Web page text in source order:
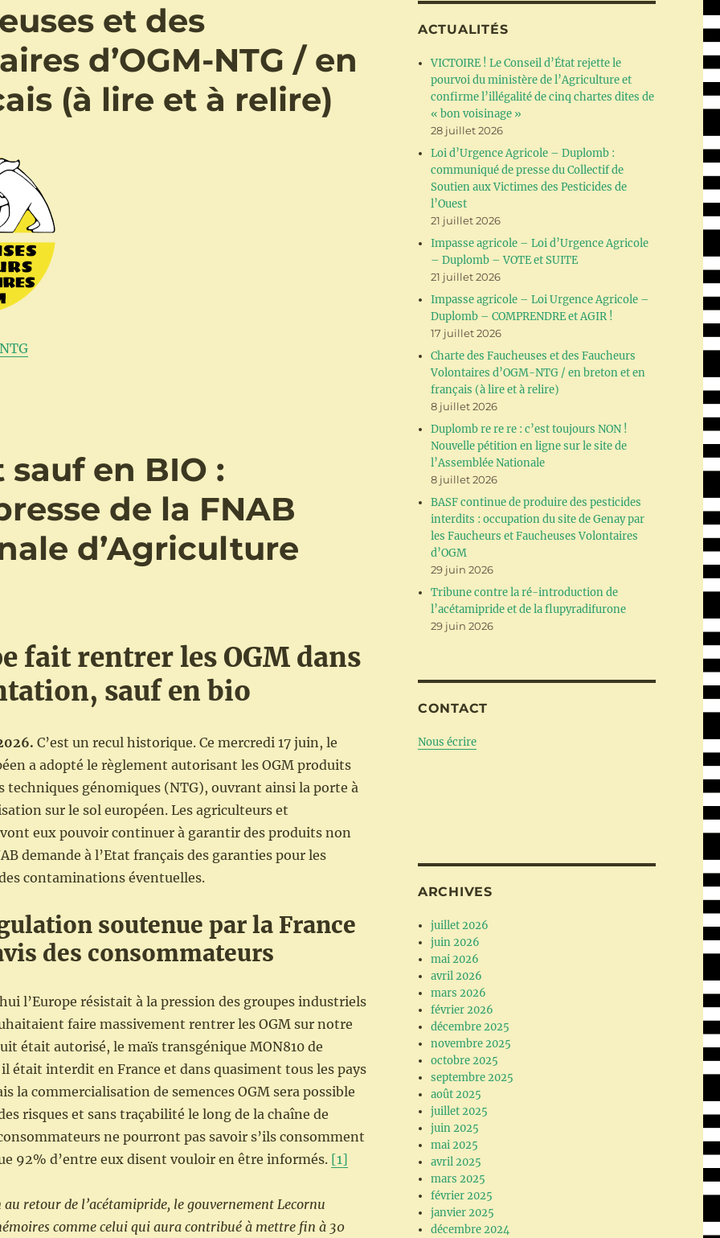
et des
d’OGM-NTG / en
(à lire et à relire)
sauf en BIO :
de la FNAB
d’Agriculture
fait rentrer les OGM dans
sauf en bio
C’est un recul historique. Ce mercredi 17 juin, le
a adopté le règlement autorisant les OGM produits
techniques génomiques (NTG), ouvrant ainsi la porte à
sur le sol européen. Les agriculteurs et
eux pouvoir continuer à garantir des produits non
demande à l’Etat français des garanties pour les
contaminations éventuelles.
soutenue par la France
des consommateurs
l’Europe résistait à la pression des groupes industriels
faire massivement rentrer les OGM sur notre
était autorisé, le maïs transgénique MON810 de
était interdit en France et dans quasiment tous les pays
la commercialisation de semences OGM sera possible
risques et sans traçabilité le long de la chaîne de
ne pourront pas savoir s’ils consomment
92% d’entre eux disent vouloir en être informés. [1]
au retour de l’acétamipride, le gouvernement Lecornu
comme celui qui aura contribué à mettre fin à 30
ACTUALITÉS
VICTOIRE ! Le Conseil d’État rejette le
pourvoi du ministère de l’Agriculture et
confirme l’illégalité de cinq chartes dites de
« bon voisinage »
28 juillet 2026
Loi d’Urgence Agricole – Duplomb :
communiqué de presse du Collectif de
Soutien aux Victimes des Pesticides de
l’Ouest
21 juillet 2026
Impasse agricole – Loi d’Urgence Agricole
– Duplomb – VOTE et SUITE
21 juillet 2026
Impasse agricole – Loi Urgence Agricole –
Duplomb – COMPRENDRE et AGIR !
17 juillet 2026
Charte des Faucheuses et des Faucheurs
Volontaires d’OGM-NTG / en breton et en
français (à lire et à relire)
8 juillet 2026
Duplomb re re re : c’est toujours NON !
Nouvelle pétition en ligne sur le site de
l’Assemblée Nationale
8 juillet 2026
BASF continue de produire des pesticides
interdits : occupation du site de Genay par
les Faucheurs et Faucheuses Volontaires
d’OGM
29 juin 2026
Tribune contre la ré-introduction de
l’acétamipride et de la flupyradifurone
29 juin 2026
CONTACT
Nous écrire
ARCHIVES
juillet 2026
juin 2026
mai 2026
avril 2026
mars 2026
février 2026
décembre 2025
novembre 2025
octobre 2025
septembre 2025
août 2025
juillet 2025
juin 2025
mai 2025
avril 2025
mars 2025
février 2025
janvier 2025
décembre 2024